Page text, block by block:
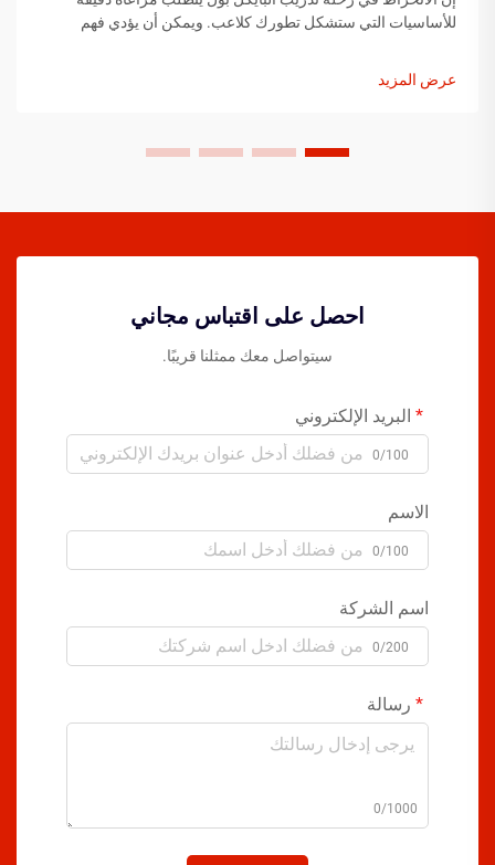
للأساسيات التي ستشكل تطورك كلاعب. ويمكن أن يؤدي فهم
عرض المزيد
احصل على اقتباس مجاني
سيتواصل معك ممثلنا قريبًا.
البريد الإلكتروني
0/100
الاسم
0/100
اسم الشركة
0/200
رسالة
0/1000